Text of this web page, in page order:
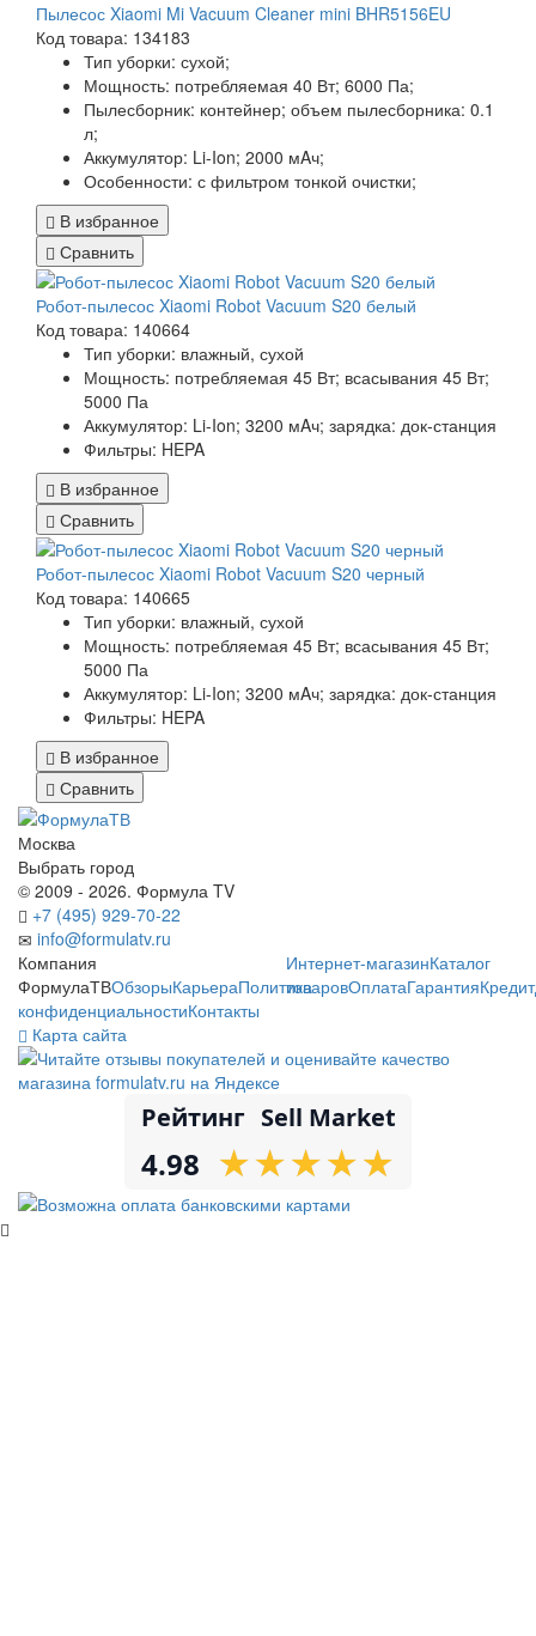
Пылесос Xiaomi Mi Vacuum Cleaner mini BHR5156EU
Код товара: 134183
Тип уборки: сухой;
Мощность: потребляемая 40 Вт; 6000 Па;
Пылесборник: контейнер; объем пылесборника: 0.1
л;
Аккумулятор: Li-Ion; 2000 мAч;
Особенности: с фильтром тонкой очистки;
В избранное
Сравнить
Робот-пылесос Xiaomi Robot Vacuum S20 белый
Код товара: 140664
Тип уборки: влажный, сухой
Мощность: потребляемая 45 Вт; всасывания 45 Вт;
5000 Па
Аккумулятор: Li-Ion; 3200 мAч; зарядка: док-станция
Фильтры: HEPA
В избранное
Сравнить
Робот-пылесос Xiaomi Robot Vacuum S20 черный
Код товара: 140665
Тип уборки: влажный, сухой
Мощность: потребляемая 45 Вт; всасывания 45 Вт;
5000 Па
Аккумулятор: Li-Ion; 3200 мAч; зарядка: док-станция
Фильтры: HEPA
В избранное
Сравнить
Москва
Выбрать город
© 2009 - 2026. Формула TV
+7 (495) 929-70-22
info@formulatv.ru
Компания
ФормулаТВОбзорыКарьераПолитика
конфиденциальностиКонтакты
Интернет-магазинКаталог
товаровОплатаГарантияКредит
Карта сайта
Рейтинг Sell Market
4.98 ★
★★
★★
★★
★★
★